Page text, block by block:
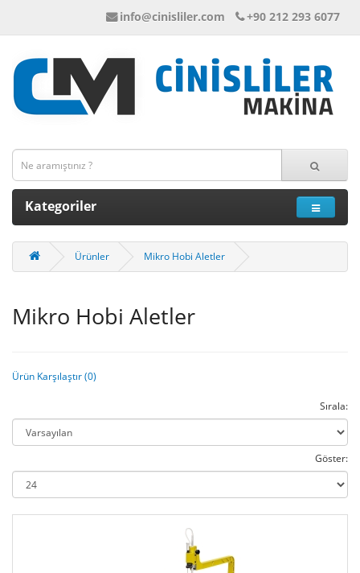
info@cinisliler.com +90 212 293 6077
Kategoriler
Ürünler Mikro Hobi Aletler
Mikro Hobi Aletler
Ürün Karşılaştır (0)
Sırala:
Göster: